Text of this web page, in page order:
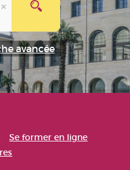
avancée
Se former en ligne